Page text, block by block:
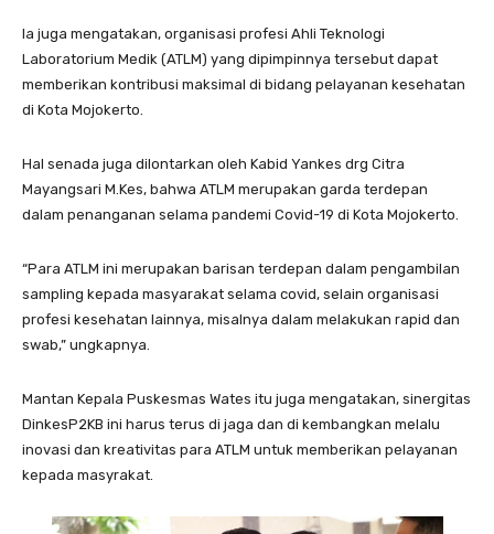
Ia juga mengatakan, organisasi profesi Ahli Teknologi
Laboratorium Medik (ATLM) yang dipimpinnya tersebut dapat
memberikan kontribusi maksimal di bidang pelayanan kesehatan
di Kota Mojokerto.
Hal senada juga dilontarkan oleh Kabid Yankes drg Citra
Mayangsari M.Kes, bahwa ATLM merupakan garda terdepan
dalam penanganan selama pandemi Covid-19 di Kota Mojokerto.
“Para ATLM ini merupakan barisan terdepan dalam pengambilan
sampling kepada masyarakat selama covid, selain organisasi
profesi kesehatan lainnya, misalnya dalam melakukan rapid dan
swab,” ungkapnya.
Mantan Kepala Puskesmas Wates itu juga mengatakan, sinergitas
DinkesP2KB ini harus terus di jaga dan di kembangkan melalu
inovasi dan kreativitas para ATLM untuk memberikan pelayanan
kepada masyrakat.